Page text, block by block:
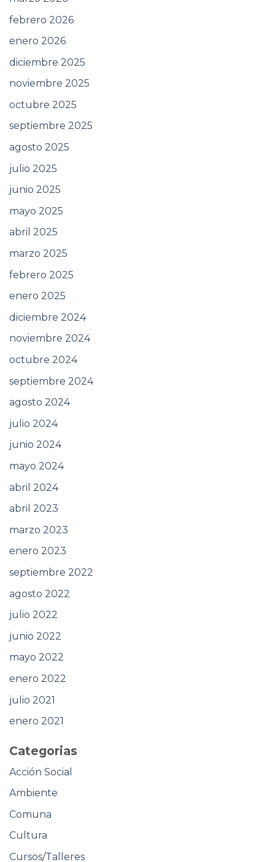
febrero 2026
enero 2026
diciembre 2025
noviembre 2025
octubre 2025
septiembre 2025
agosto 2025
julio 2025
junio 2025
mayo 2025
abril 2025
marzo 2025
febrero 2025
enero 2025
diciembre 2024
noviembre 2024
octubre 2024
septiembre 2024
agosto 2024
julio 2024
junio 2024
mayo 2024
abril 2024
abril 2023
marzo 2023
enero 2023
septiembre 2022
agosto 2022
julio 2022
junio 2022
mayo 2022
enero 2022
julio 2021
enero 2021
Categorias
Acción Social
Ambiente
Comuna
Cultura
Cursos/Talleres